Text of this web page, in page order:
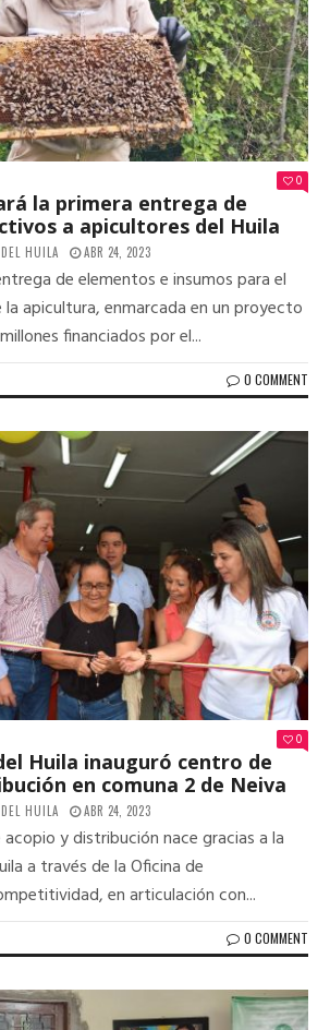
0
la primera entrega de
a apicultores del Huila
HUILA ABR 24, 2023
de elementos e insumos para el
apicultura, enmarcada en un proyecto
financiados por el...
0 COMMENT
0
Huila inauguró centro de
en comuna 2 de Neiva
HUILA ABR 24, 2023
y distribución nace gracias a la
a través de la Oficina de
en articulación con...
0 COMMENT